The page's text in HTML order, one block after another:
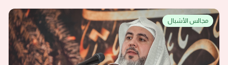
مجالس الأشبال